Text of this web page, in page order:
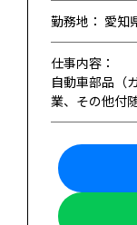
勤務地： 愛知
仕事内容：
自動車部品（
業、その他付